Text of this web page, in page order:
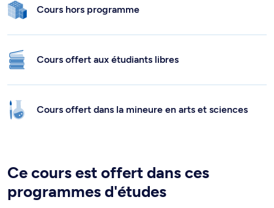
Cours hors programme
Cours offert aux étudiants libres
Cours offert dans la mineure en arts et sciences
Ce cours est offert dans ces
programmes d'études